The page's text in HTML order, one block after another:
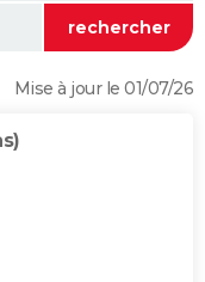
Mise à jour le 01/07/26